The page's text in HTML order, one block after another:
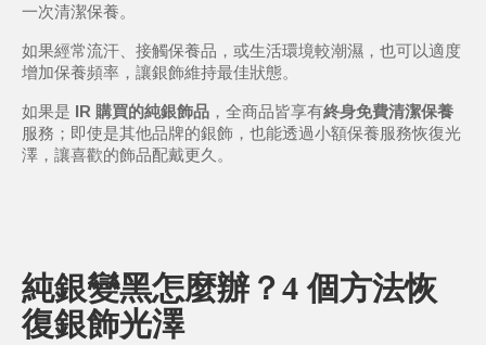
一次清潔保養。
如果經常流汗、接觸保養品，或生活環境較潮濕，也可以適度
增加保養頻率，讓銀飾維持最佳狀態。
如果是 IR 購買的純銀飾品 ，全商品皆享有終身免費清潔保養
服務；即使是其他品牌的銀飾，也能透過小額保養服務恢復光
澤，讓喜歡的飾品配戴更久。
純銀變黑怎麼辦？4 個方法恢
復銀飾光澤